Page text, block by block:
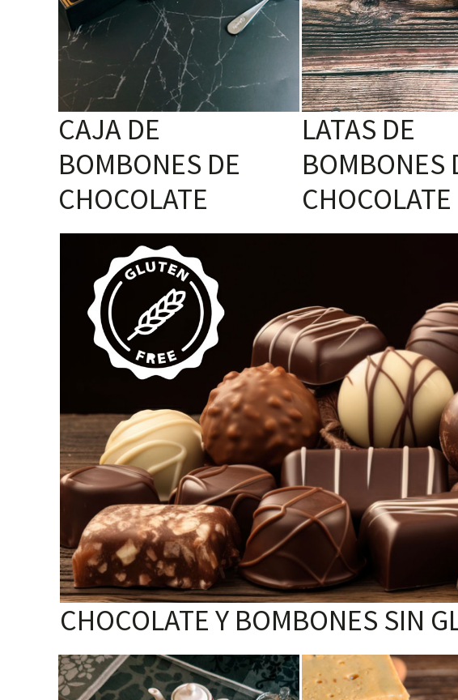
CAJA DE
BOMBONES DE
CHOCOLATE
LATAS DE
BOMBONES
CHOCOLATE
CHOCOLATE Y BOMBONES SIN